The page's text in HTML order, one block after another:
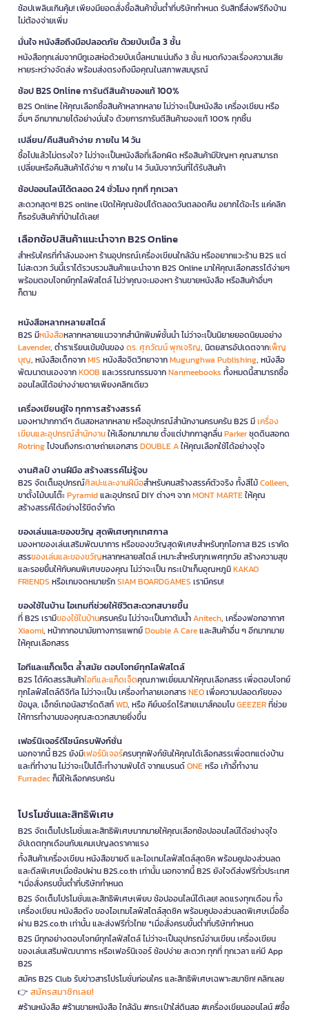
ช้อปเพลินเกินคุ้ม! เพียงมียอดสั่งซื้อสินค้าขั้นต่ำที่บริษัทกำหนด รับสิทธิ์ส่งฟรีถึงบ้าน
ไม่ต้องจ่ายเพิ่ม
มั่นใจ หนังสือถึงมือปลอดภัย ด้วยบับเบิ้ล 3 ชั้น
หนังสือทุกเล่มจากบีทูเอสห่อด้วยบับเบิ้ลหนาแน่นถึง 3 ชั้น หมดกังวลเรื่องความเสีย
หายระหว่างจัดส่ง พร้อมส่งตรงถึงมือคุณในสภาพสมบูรณ์
ช้อป B2S Online การันตีสินค้าของแท้ 100%
B2S Online ให้คุณเลือกซื้อสินค้าหลากหลาย ไม่ว่าจะเป็นหนังสือ เครื่องเขียน หรือ
อื่นๆ อีกมากมายได้อย่างมั่นใจ ด้วยการการันตีสินค้าของแท้ 100% ทุกชิ้น
เปลี่ยน/คืนสินค้าง่าย ภายใน 14 วัน
ซื้อไปแล้วไม่ตรงใจ? ไม่ว่าจะเป็นหนังสือที่เลือกผิด หรือสินค้ามีปัญหา คุณสามารถ
เปลี่ยนหรือคืนสินค้าได้ง่าย ๆ ภายใน 14 วันนับจากวันที่ได้รับสินค้า
ช้อปออนไลน์ได้ตลอด 24 ชั่วโมง ทุกที่ ทุกเวลา
สะดวกสุดๆ! B2S online เปิดให้คุณช้อปได้ตลอดวันตลอดคืน อยากได้อะไร แค่คลิก
ก็รอรับสินค้าที่บ้านได้เลย!
เลือกช้อปสินค้าแนะนำจาก B2S Online
สำหรับใครที่กำลังมองหา ร้านอุปกรณ์เครื่องเขียนใกล้ฉัน หรืออยากแวะร้าน B2S แต่
ไม่สะดวก วันนี้เราได้รวบรวมสินค้าแนะนำจาก B2S Online มาให้คุณเลือกสรรได้ง่ายๆ
พร้อมตอบโจทย์ทุกไลฟ์สไตล์ ไม่ว่าคุณจะมองหา ร้านขายหนังสือ หรือสินค้าอื่นๆ
ก็ตาม
หนังสือหลากหลายสไตล์
B2S มีหนังสือหลากหลายแนวจากสำนักพิมพ์ชั้นนำ ไม่ว่าจะเป็นนิยายยอดนิยมอย่าง
Lavender, ตำราเรียนเข้มข้นของดร. ศุภวัฒน์ พุกเจริญ, นิตยสารอัปเดตจากเพ็ญ
บุญ, หนังสือเด็กจากMIS หนังสือจิตวิทยาจากMugunghwa Publishing, หนังสือ
พัฒนาตนเองจากKOOB และวรรณกรรมจากNanmeebooks ทั้งหมดนี้สามารถซื้อ
ออนไลน์ได้อย่างง่ายดายเพียงคลิกเดียว
เครื่องเขียนคู่ใจ ทุกการสร้างสรรค์
มองหาปากกาดีๆ ดินสอหลากหลาย หรืออุปกรณ์สำนักงานครบครัน B2S มีเครื่อง
เขียนและอุปกรณ์สำนักงานให้เลือกมากมาย ตั้งแต่ปากกาลูกลื่นParkerชุดดินสอกด
Rotringไปจนถึงกระดาษถ่ายเอกสารDOUBLE Aให้คุณเลือกใช้ได้อย่างจุใจ
งานศิลป์ งานฝีมือ สร้างสรรค์ไม่รู้จบ
B2S จัดเต็มอุปกรณ์ศิลปะและงานฝีมือสำหรับคนสร้างสรรค์ตัวจริง ทั้งสีไม้Colleen,
ขาตั้งไม้บนโต๊ะPyramidและอุปกรณ์ DIY ต่างๆ จากMONT MARTEให้คุณ
สร้างสรรค์ได้อย่างไร้ขีดจำกัด
ของเล่นและของขวัญ สุดพิเศษทุกเทศกาล
มองหาของเล่นเสริมพัฒนาการ หรือของขวัญสุดพิเศษสำหรับทุกโอกาส B2S เราคัด
สรรของเล่นและของขวัญหลากหลายสไตล์ เหมาะสำหรับทุกเพศทุกวัย สร้างความสุข
และรอยยิ้มให้กับคนพิเศษของคุณ ไม่ว่าจะเป็น กระเป๋าเก็บอุณหภูมิKAKAO
FRIENDS หรือเกมจดหมายรักSIAM BOARDGAMES เรามีครบ!
ของใช้ในบ้าน ไอเทมที่ช่วยให้ชีวิตสะดวกสบายขึ้น
ที่ B2S เรามีของใช้ในบ้านครบครัน ไม่ว่าจะเป็นกาต้มน้ำAnitech, เครื่องฟอกอากาศ
Xiaomi, หน้ากากอนามัยทางการแพทย์Double A Careและสินค้าอื่น ๆ อีกมากมาย
ให้คุณเลือกสรร
ไอทีและแก็ดเจ็ต ล้ำสมัย ตอบโจทย์ทุกไลฟ์สไตล์
B2S ได้คัดสรรสินค้าไอทีและแก็ดเจ็ตคุณภาพเยี่ยมมาให้คุณเลือกสรร เพื่อตอบโจทย์
ทุกไลฟ์สไตล์ดิจิทัล ไม่ว่าจะเป็น เครื่องทำลายเอกสารNEOเพื่อความปลอดภัยของ
ข้อมูล, เอ็กซ์เทอนัลฮาร์ดดิสก์WD, หรือ คีย์บอร์ดไร้สายเมาส์คอมโบGEEZERที่ช่วย
ให้การทำงานของคุณสะดวกสบายยิ่งขึ้น
เฟอร์นิเจอร์ดีไซน์ครบฟังก์ชั่น
นอกจากนี้ B2S ยังมีเฟอร์นิเจอร์ครบทุกฟังก์ชันให้คุณได้เลือกสรรเพื่อตกแต่งบ้าน
และที่ทำงาน ไม่ว่าจะเป็นโต๊ะทำงานพับได้ จากแบรนด์ONEหรือ เก้าอี้ทำงาน
Furradecก็มีให้เลือกครบครัน
โปรโมชั่นและสิทธิพิเศษ
B2S จัดเต็มโปรโมชั่นและสิทธิพิเศษมากมายให้คุณเลือกช้อปออนไลน์ได้อย่างจุใจ
อัปเดตทุกเดือนกับแคมเปญลดราคาแรง
ทั้งสินค้าเครื่องเขียน หนังสือขายดี และไอเทมไลฟ์สไตล์สุดชิค พร้อมคูปองส่วนลด
และดีลพิเศษเมื่อช้อปผ่าน B2S.co.th เท่านั้น นอกจากนี้ B2S ยังใจดีส่งฟรีทั่วประเทศ
*เมื่อสั่งครบขั้นต่ำที่บริษัทกำหนด
B2S จัดเต็มโปรโมชั่นและสิทธิพิเศษเพียบ ช้อปออนไลน์ได้เลย! ลดแรงทุกเดือน ทั้ง
เครื่องเขียน หนังสือดัง ของไอเทมไลฟ์สไตล์สุดชิค พร้อมคูปองส่วนลดพิเศษเมื่อซื้อ
ผ่าน B2S.co.th เท่านั้น และส่งฟรีทั่วไทย *เมื่อสั่งครบขั้นต่ำที่บริษัทกำหนด
B2S มีทุกอย่างตอบโจทย์ทุกไลฟ์สไตล์ ไม่ว่าจะเป็นอุปกรณ์อ่านเขียน เครื่องเขียน
ของเล่นเสริมพัฒนาการ หรือเฟอร์นิเจอร์ ช้อปง่าย สะดวก ทุกที่ ทุกเวลา แค่มี App
B2S
สมัคร B2S Club รับข่าวสารโปรโมชั่นก่อนใคร และสิทธิพิเศษเฉพาะสมาชิก! คลิกเลย
👉 สมัครสมาชิกเลย!
#ร้านหนังสือ #ร้านขายหนังสือ ใกล้ฉัน #กระเป๋าใส่ดินสอ #เครื่องเขียนออนไลน์ #ซื้อ